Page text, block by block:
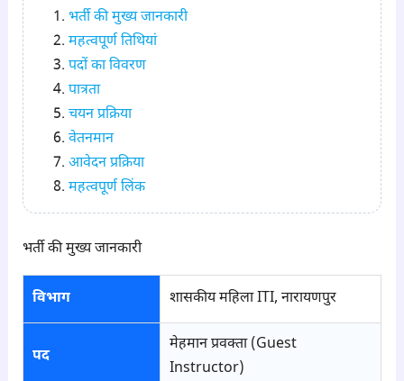
भर्ती की मुख्य जानकारी
महत्वपूर्ण तिथियां
पदों का विवरण
पात्रता
चयन प्रक्रिया
वेतनमान
आवेदन प्रक्रिया
महत्वपूर्ण लिंक
भर्ती की मुख्य जानकारी
विभाग शासकीय महिला ITI, नारायणपुर
पद
मेहमान प्रवक्ता (Guest
Instructor)